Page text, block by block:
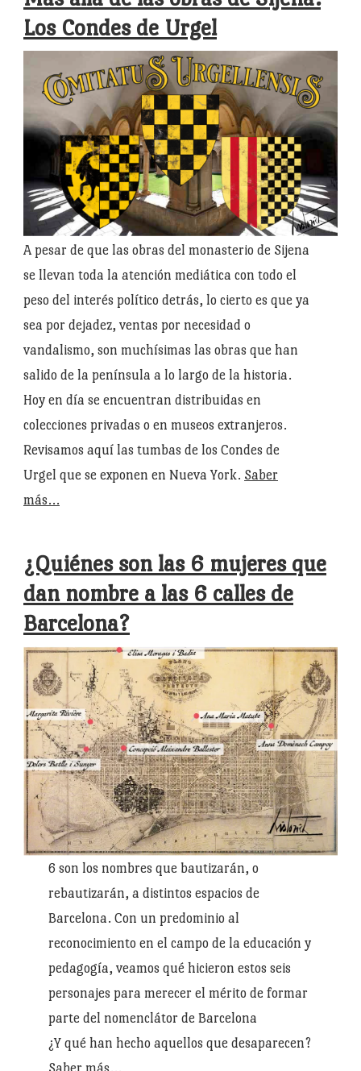
Los Condes de Urgel
A pesar de que las obras del monasterio de Sijena
se llevan toda la atención mediática con todo el
peso del interés político detrás, lo cierto es que ya
sea por dejadez, ventas por necesidad o
vandalismo, son muchísimas las obras que han
salido de la península a lo largo de la historia.
Hoy en día se encuentran distribuidas en
colecciones privadas o en museos extranjeros.
Revisamos aquí las tumbas de los Condes de
Urgel que se exponen en Nueva York. Saber
más…
¿Quiénes son las 6 mujeres que
dan nombre a las 6 calles de
Barcelona?
6 son los nombres que bautizarán, o
rebautizarán, a distintos espacios de
Barcelona. Con un predominio al
reconocimiento en el campo de la educación y
pedagogía, veamos qué hicieron estos seis
personajes para merecer el mérito de formar
parte del nomenclátor de Barcelona
¿Y qué han hecho aquellos que desaparecen?